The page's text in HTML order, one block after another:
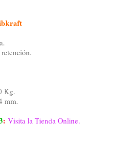
Kg.
mm.
: Visita la Tienda Online.